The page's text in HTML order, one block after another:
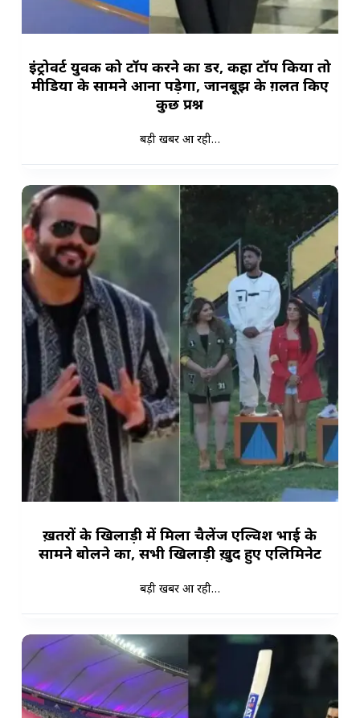
इंट्रोवर्ट युवक को टॉप करने का डर, कहा टॉप किया तो
मीडिया के सामने आना पड़ेगा, जानबूझ के ग़लत किए
कुछ प्रश्न
बड़ी खबर आ रही…
ख़तरों के खिलाड़ी में मिला चैलेंज एल्विश भाई के
सामने बोलने का, सभी खिलाड़ी ख़ुद हुए एलिमिनेट
बड़ी खबर आ रही…